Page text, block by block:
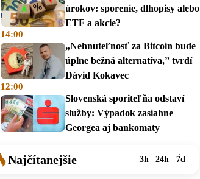
úrokov: sporenie, dlhopisy alebo
ETF a akcie?
14:00
„Nehnuteľnosť za Bitcoin bude
úplne bežná alternatíva,” tvrdí
Dávid Kokavec
12:00
Slovenská sporiteľňa odstaví
služby: Výpadok zasiahne
Georgea aj bankomaty
Najčítanejšie 3h 24h 7d